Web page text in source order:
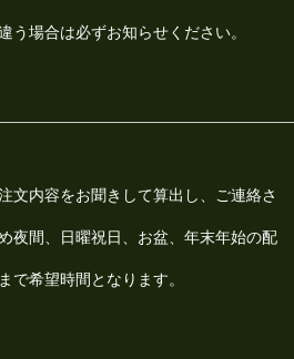
場合は必ずお知らせください。
文内容をお聞きして算出し、ご連絡さ
夜間、日曜祝日、お盆、年末年始の配
で希望時間となります。